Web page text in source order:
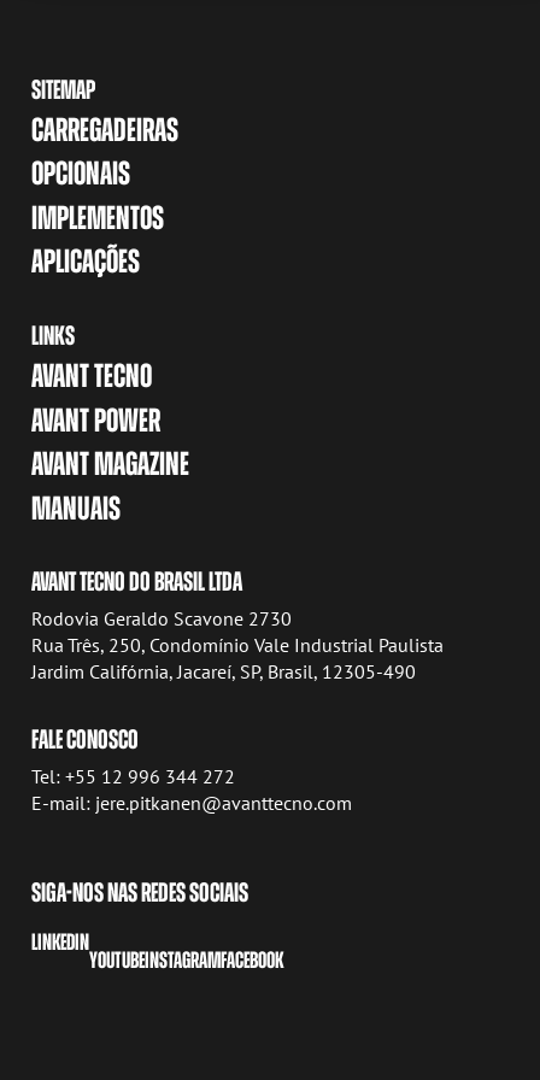
SITEMAP
CARREGADEIRAS
OPCIONAIS
IMPLEMENTOS
APLICAÇÕES
LINKS
AVANT TECNO
AVANT POWER
AVANT MAGAZINE
MANUAIS
AVANT TECNO DO BRASIL LTDA
Rodovia Geraldo Scavone 2730
Rua Três, 250, Condomínio Vale Industrial Paulista
Jardim Califórnia, Jacareí, SP, Brasil, 12305-490
FALE CONOSCO
Tel: +55 12 996 344 272
E-mail: jere.pitkanen@avanttecno.com
SIGA-NOS NAS REDES SOCIAIS
LINKEDIN
YOUTUBEINSTAGRAMFACEBOOK